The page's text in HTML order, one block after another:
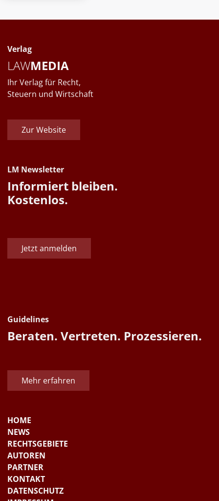
Verlag
LAWMEDIA
Ihr Verlag für Recht,
Steuern und Wirtschaft
Zur Website
LM Newsletter
Informiert bleiben.
Kostenlos.
Jetzt anmelden
Guidelines
Beraten. Vertreten. Prozessieren.
Mehr erfahren
HOME
NEWS
RECHTSGEBIETE
AUTOREN
PARTNER
KONTAKT
DATENSCHUTZ